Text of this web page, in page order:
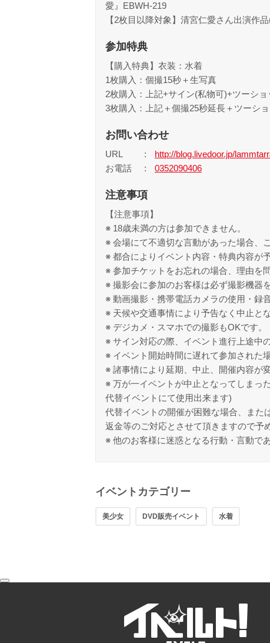
愛』EBWH-219
【2枚目以降対象】清宮仁愛さん出演作
参加特典
【購入特典】衣装：水着
1枚購入：個撮15秒＋生写真
2枚購入：上記+サイン(私物可)+ツーシ
3枚購入：上記＋個撮25秒延長＋ツーシ
お問い合わせ
URL
http://blog.livedoor.jp/
お電話
0352090406
注意事項
【注意事項】
※ 18歳未満の方は参加できません。
※ 会場にて不適切な言動があった場合、
※ 都合によりイベント内容・特典内容が
※ 参加チケットをお忘れの場合、理由を
※ 撮影会に参加のお客様は必ず撮影機器
※ 動画撮影・携帯電話カメラの使用・録
※ 天候や交通事情により予告なく中止と
※ デジカメ・スマホでの撮影もOKです。
※ サイン対応の際、イベント進行上途中
※ イベント開始時間に遅れて参加された
※ 諸事情により延期、中止、開催内容が
※ 万が一イベントが中止となってしまっ
代替イベントにて使用出来ます)
代替イベントの開催が困難な場合、また
返金等のご対応とさせて頂きますので予
※ 他のお客様に迷惑となる行動・言動で
イベントカテゴリー
美少女 DVD販売イベント 水着